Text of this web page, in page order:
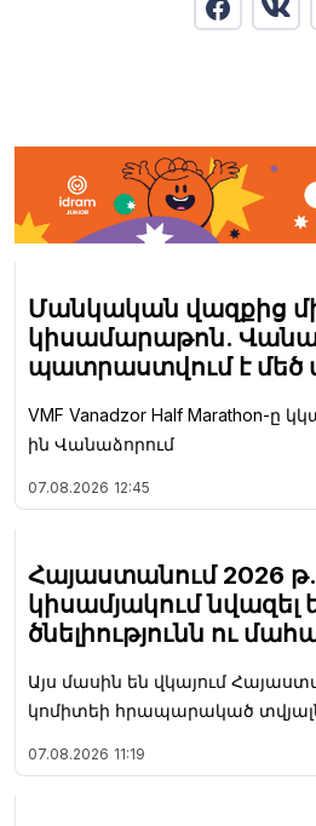
Մանկական վազքից
կիսամարաթոն.
պատրաստվում է մեծ
VMF Vanadzor Half Marathon-ը
ին Վանաձորում
07.08.2026 12:45
Հայաստանում 2026
կիսամյակում նվազել
ծնելիությունն ու
Այս մասին են վկայում
կոմիտեի հրապարակած
07.08.2026 11:19